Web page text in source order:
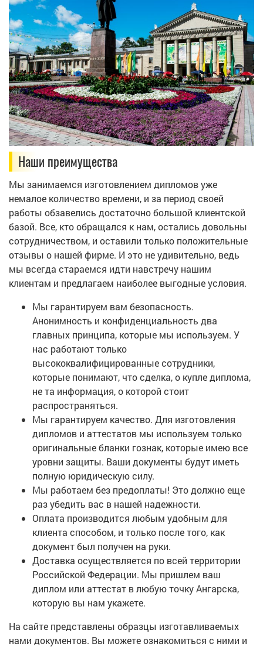
Наши преимущества
Мы занимаемся изготовлением дипломов уже
немалое количество времени, и за период своей
работы обзавелись достаточно большой клиентской
базой. Все, кто обращался к нам, остались довольны
сотрудничеством, и оставили только положительные
отзывы о нашей фирме. И это не удивительно, ведь
мы всегда стараемся идти навстречу нашим
клиентам и предлагаем наиболее выгодные условия.
Мы гарантируем вам безопасность.
Анонимность и конфиденциальность два
главных принципа, которые мы используем. У
нас работают только
высококвалифицированные сотрудники,
которые понимают, что сделка, о купле диплома,
не та информация, о которой стоит
распространяться.
Мы гарантируем качество. Для изготовления
дипломов и аттестатов мы используем только
оригинальные бланки гознак, которые имею все
уровни защиты. Ваши документы будут иметь
полную юридическую силу.
Мы работаем без предоплаты! Это должно еще
раз убедить вас в нашей надежности.
Оплата производится любым удобным для
клиента способом, и только после того, как
документ был получен на руки.
Доставка осуществляется по всей территории
Российской Федерации. Мы пришлем ваш
диплом или аттестат в любую точку Ангарска,
которую вы нам укажете.
На сайте представлены образцы изготавливаемых
нами документов. Вы можете ознакомиться с ними и